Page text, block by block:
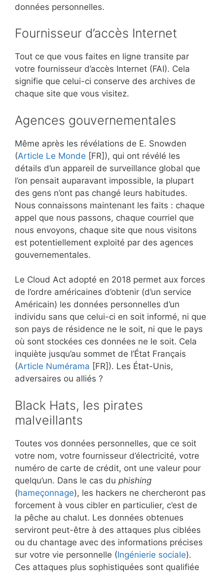
données personnelles.
Fournisseur d’accès Internet
Tout ce que vous faites en ligne transite par
votre fournisseur d’accès Internet (FAI). Cela
signifie que celui-ci conserve des archives de
chaque site que vous visitez.
Agences gouvernementales
Même après les révélations de E. Snowden
(Article Le Monde [FR]), qui ont révélé les
détails d’un appareil de surveillance global que
l’on pensait auparavant impossible, la plupart
des gens n’ont pas changé leurs habitudes.
Nous connaissons maintenant les faits : chaque
appel que nous passons, chaque courriel que
nous envoyons, chaque site que nous visitons
est potentiellement exploité par des agences
gouvernementales.
Le Cloud Act adopté en 2018 permet aux forces
de l’ordre américaines d’obtenir (d’un service
Américain) les données personnelles d’un
individu sans que celui-ci en soit informé, ni que
son pays de résidence ne le soit, ni que le pays
où sont stockées ces données ne le soit. Cela
inquiète jusqu’au sommet de l’État Français
(Article Numérama [FR]). Les État-Unis,
adversaires ou alliés ?
Black Hats, les pirates
malveillants
Toutes vos données personnelles, que ce soit
votre nom, votre fournisseur d’électricité, votre
numéro de carte de crédit, ont une valeur pour
quelqu’un. Dans le cas du phishing
(hameçonnage), les hackers ne chercheront pas
forcement à vous cibler en particulier, c’est de
la pêche au chalut. Les données obtenues
serviront peut-être à des attaques plus ciblées
ou du chantage avec des informations précises
sur votre vie personnelle (Ingénierie sociale).
Ces attaques plus sophistiquées sont qualifiée